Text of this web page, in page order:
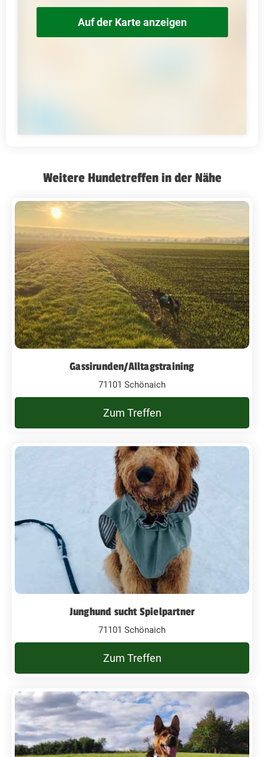
Auf der Karte anzeigen
Weitere Hundetreffen in der Nähe
Gassirunden/Alltagstraining
71101 Schönaich
Zum Treffen
Junghund sucht Spielpartner
71101 Schönaich
Zum Treffen